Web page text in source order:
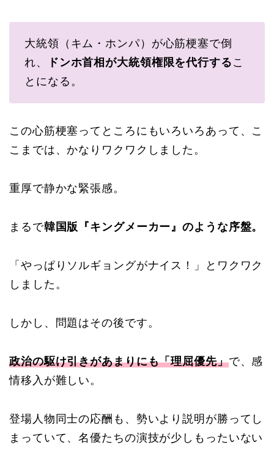
大統領（キム・ホンパ）が心筋梗塞で倒
れ、
ドンホ首相が大統領権限を代行する こ
とになる。
この心筋梗塞ってところにもいろいろあって、こ
こまでは、かなりワクワクしました。
重厚で静かな緊張感。
まるで韓国版『キングメーカー』のような序盤。
「やっぱりソルギョングがナイス！」とワクワク
しました。
しかし、問題はその後です。
政治の駆け引きがあまりにも「理屈優先」で、感
情移入が難しい。
登場人物同士の応酬も、勢いより説明が勝ってし
まっていて、名優たちの演技が少しもったいない